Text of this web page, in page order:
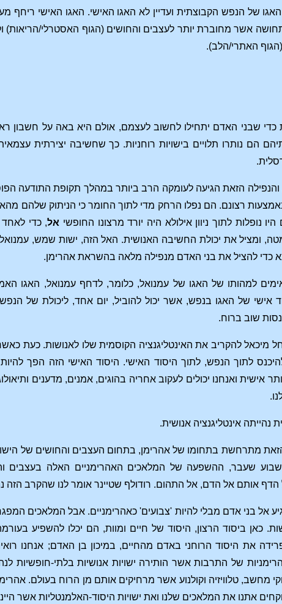
של הנפש הקבוצתית ועדיין לא האגו האישי. האגו האישי ריחף
אשר מחוברת יותר לעצבים והחושים (הגוף האסטרלי/הריאות)
האתרי/הלב).
שבני האדם יתחילו לחשוב לעצמם, אולם היא באה על חשבון
הם נותרו תלויים בישויות רוחניות. כך שחשיבה יצירתית
והנפילה הזאת הגיעה לעומקה הרב ביותר במהלך תקופת התודעה
רצונם. הם נפלו הרחק מדי לתוך החומר כי הניתוק שלהם
נופלות לתוך ניוון אילולא היה יורד מרצונו החופשי אל, כדי
ומציל את יכולת החשיבה האנושית. האל הזה, ישות שמש, עמנואל,
כדי להציל את בני האדם מנפילה מלאה בהשראת אהרימן.
למהותו של האגו של עמנואל, כלומר, לדחף עמנואל, האגו
אישי של האגו בנפש, אשר יכול להוביל, יום אחד, ליכולת של
שוב ברוח.
מיכאל להקריב את האינטליגנציה הקוסמית שלו לאנושות. כעת
לתוך הנפש, לתוך היסוד האישי. היסוד האישי הזה הפך
אישית ואנחנו יכולים לעקוב אחריה בהוגים, אמנים, מדענים
נהייתה אינטליגנציה אנושית.
מתרחשת בתחומו של אהרימן, בתחום העצבים והחושים של
שעבר, ההשפעה של המלאכים האהרימניים האלה בעצבים
אל הדם, אל התהום. רודולף שטיינר אומר לנו שהקרב הזה נמשך מהשנים
אל בני אדם מבלי להיות 'צבועים' כאהרימניים. אבל המלאכים
כאן ביסוד הרצון, היסוד של חיים ומוות, הם יכלו להשפיע
את היסוד הרוחני באדם מהחיים, במיכון בן האדם; אנחנו
של התרבות אשר הותירה ישויות אנושיות בלתי-חופשיות
טלוויזיה וקולנוע אשר מרחיקים אותם מן הרוח בעולם.
אתנו את המלאכים שלנו ואת ישויות היסוד-האלמנטליות אשר